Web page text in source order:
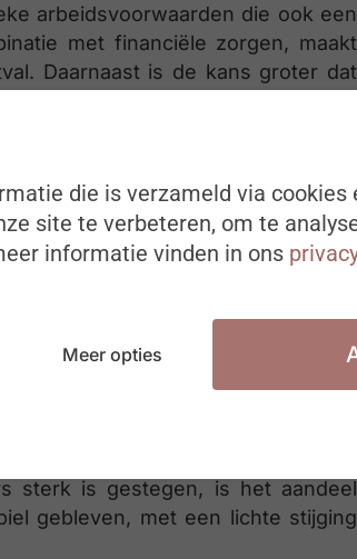
arbeidsvoorwaarden die ook een
met financiële zorgen, maakt
Daarnaast is de kans groter dat
gaat werken. En wie al
uit te vallen. Dat verklaart ook
en opnieuw uitvallen, kregen tot
afwezig’. Een wetswijziging
Zij vormen dus ook een specifiek
deeltijds contract, inclusief de
contract, vaak bij een andere
De mate van invloed die ze
moet nog blijken uit verder
sterk is gestegen, is het aandeel
gebleven, met een lichte stijging
die is verzameld via cookies
site te verbeteren, om te
informatie vinden in ons
Meer opties